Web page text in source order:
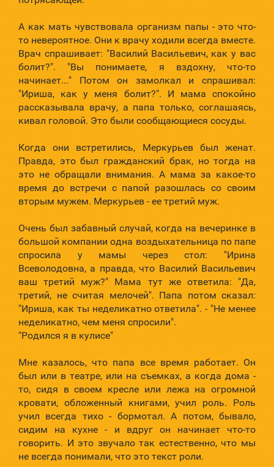
А как мать чувствовала организм папы - это что-
то невероятное. Они к врачу ходили всегда вместе.
Врач спрашивает: "Василий Васильевич, как у вас
болит?". "Вы понимаете, я вздохну, что-то
начинает..." Потом он замолкал и спрашивал:
"Ириша, как у меня болит?". И мама спокойно
рассказывала врачу, а папа только, соглашаясь,
кивал головой. Это были сообщающиеся сосуды.
Когда они встретились, Меркурьев был женат.
Правда, это был гражданский брак, но тогда на
это не обращали внимания. А мама за какое-то
время до встречи с папой разошлась со своим
вторым мужем. Меркурьев - ее третий муж.
Очень был забавный случай, когда на вечеринке в
большой компании одна воздыхательница по папе
спросила у мамы через стол: "Ирина
Всеволодовна, а правда, что Василий Васильевич
ваш третий муж?" Мама тут же ответила: "Да,
третий, не считая мелочей". Папа потом сказал:
"Ириша, как ты неделикатно ответила". - "Не менее
неделикатно, чем меня спросили".
"Родился я в кулисе"
Мне казалось, что папа все время работает. Он
был или в театре, или на съемках, а когда дома -
то, сидя в своем кресле или лежа на огромной
кровати, обложенный книгами, учил роль. Роль
учил всегда тихо - бормотал. А потом, бывало,
сидим на кухне - и вдруг он начинает что-то
говорить. И это звучало так естественно, что мы
не всегда понимали, что это текст роли.